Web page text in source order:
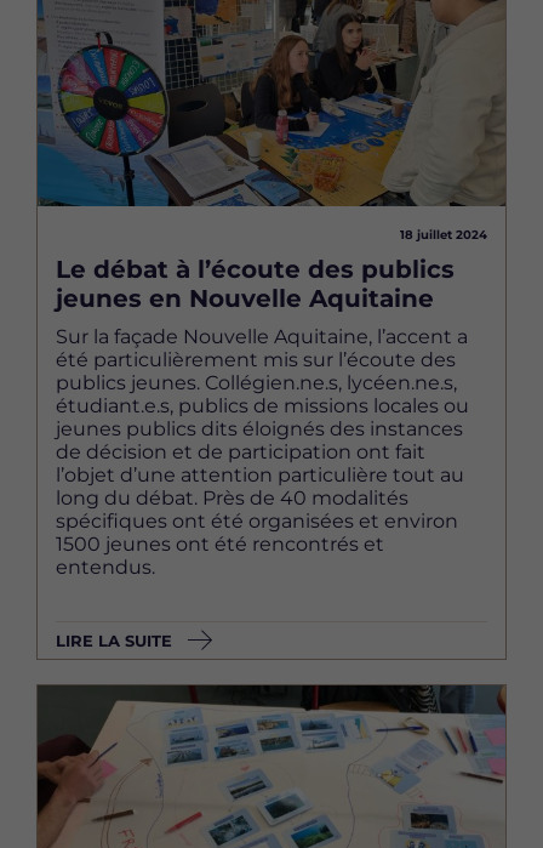
18 juillet 2024
Le débat à l’écoute des publics
jeunes en Nouvelle Aquitaine
Sur la façade Nouvelle Aquitaine, l’accent a
été particulièrement mis sur l’écoute des
publics jeunes. Collégien.ne.s, lycéen.ne.s,
étudiant.e.s, publics de missions locales ou
jeunes publics dits éloignés des instances
de décision et de participation ont fait
l’objet d’une attention particulière tout au
long du débat. Près de 40 modalités
spécifiques ont été organisées et environ
1500 jeunes ont été rencontrés et
entendus.
LIRE LA SUITE